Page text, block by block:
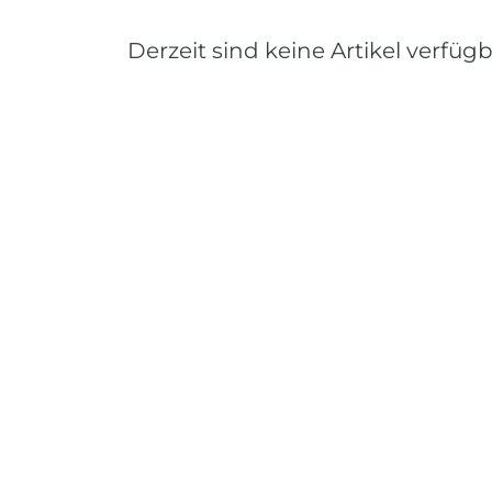
Derzeit sind keine Artikel